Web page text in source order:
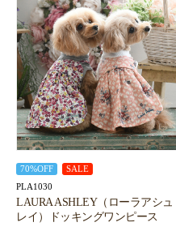
70%OFF SALE
PLA1030
LAURA ASHLEY（ローラアシュ
レイ）ドッキングワンピース